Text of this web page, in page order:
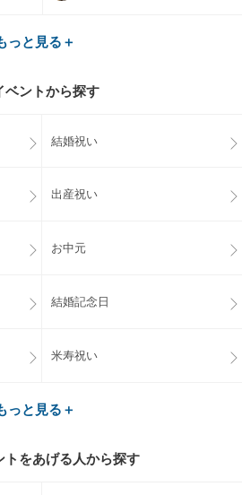
っと見る＋
ベントから探す
結婚祝い
出産祝い
お中元
結婚記念日
米寿祝い
っと見る＋
トをあげる人から探す